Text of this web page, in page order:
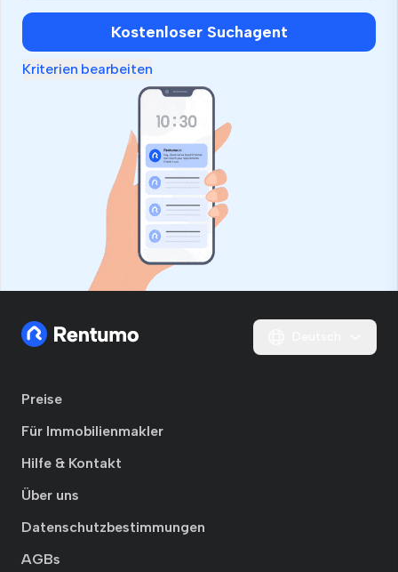
Kostenloser Suchagent
Kriterien bearbeiten
Preise
Für Immobilienmakler
Hilfe & Kontakt
Über uns
Datenschutzbestimmungen
AGBs